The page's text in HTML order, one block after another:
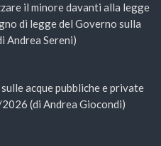
il minore davanti alla legge
di legge del Governo sulla
Andrea Sereni)
acque pubbliche e private
(di Andrea Giocondi)